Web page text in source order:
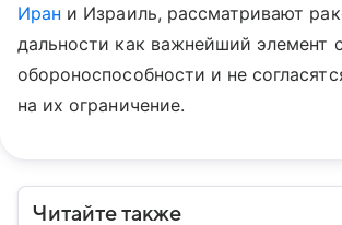
Иран и Израиль, рассматривают
дальности как важнейший элемент
обороноспособности и не
на их ограничение.
Читайте также